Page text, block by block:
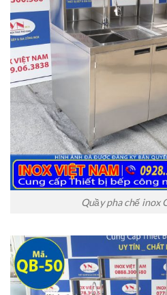
Quầy pha chế inox